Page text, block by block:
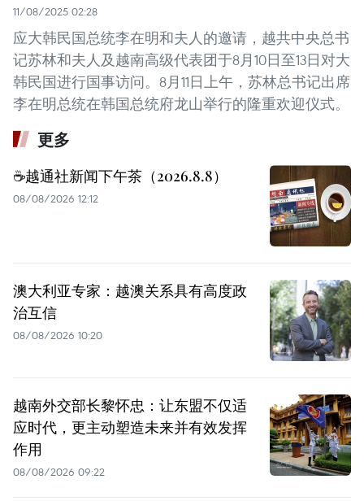
11/08/2025 02:28
应大韩民国总统李在明和夫人的邀请，越共中央总书
记苏林和夫人及越南高级代表团于8月10日至13日对大
韩民国进行国事访问。8月11日上午，苏林总书记出席
李在明总统在韩国总统府龙山举行的隆重欢迎仪式。
更多
☕️越通社新闻下午茶（2026.8.8）
08/08/2026 12:12
澳大利亚专家：越澳关系具有高度政
治互信
08/08/2026 10:20
越南外交部长黎怀忠：让东盟不仅适
应时代，更主动塑造未来并有效发挥
作用
08/08/2026 09:22